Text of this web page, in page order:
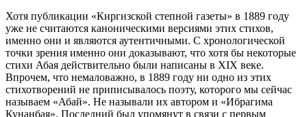
Хотя публикации «Киргизской степной газеты» в 1889 году
уже не считаются каноническими версиями этих стихов,
именно они и являются аутентичными. С хронологической
точки зрения именно они доказывают, что хотя бы некоторые
стихи Абая действительно были написаны в XIX веке.
Впрочем, что немаловажно, в 1889 году ни одно из этих
стихотворений не приписывалось поэту, которого мы сейчас
называем «Абай». Не называли их автором и «Ибрагима
Кунанбая». Последний был упомянут в связи с первым